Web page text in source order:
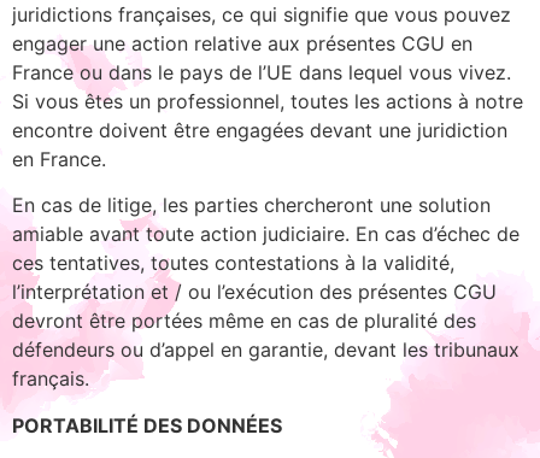
juridictions françaises, ce qui signifie que vous pouvez
engager une action relative aux présentes CGU en
France ou dans le pays de l’UE dans lequel vous vivez.
Si vous êtes un professionnel, toutes les actions à notre
encontre doivent être engagées devant une juridiction
en France.
En cas de litige, les parties chercheront une solution
amiable avant toute action judiciaire. En cas d’échec de
ces tentatives, toutes contestations à la validité,
l’interprétation et / ou l’exécution des présentes CGU
devront être portées même en cas de pluralité des
défendeurs ou d’appel en garantie, devant les tribunaux
français.
PORTABILITÉ DES DONNÉES